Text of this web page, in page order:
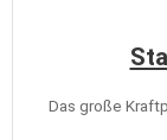
Das große